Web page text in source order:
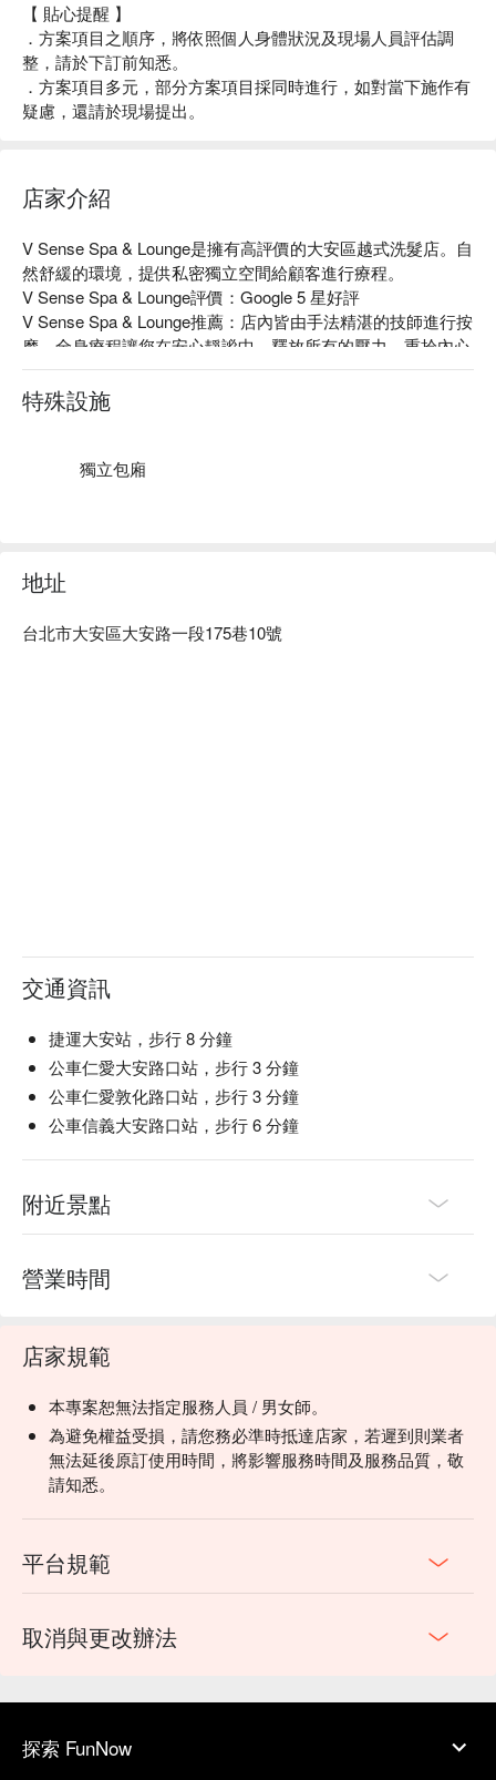
【 貼心提醒 】
．方案項目之順序，將依照個人身體狀況及現場人員評估調
整，請於下訂前知悉。
．方案項目多元，部分方案項目採同時進行，如對當下施作有
疑慮，還請於現場提出。
店家介紹
V Sense Spa & Lounge是擁有高評價的大安區越式洗髮店。自
然舒緩的環境，提供私密獨立空間給顧客進行療程。
V Sense Spa & Lounge評價：Google 5 星好評
V Sense Spa & Lounge推薦：店內皆由手法精湛的技師進行按
摩，全身療程讓您在安⼼靜謐中，釋放所有的壓⼒，重拾內⼼
的寧靜與平衡。
V Sense Spa & Lounge 預約、V Sense Spa & Lounge 價格、
V Sense Spa & Lounge 優惠立刻查看⬇︎
特殊設施
獨立包廂
地址
台北市大安區大安路一段175巷10號
交通資訊
捷運大安站，步行 8 分鐘
公車仁愛大安路口站，步行 3 分鐘
公車仁愛敦化路口站，步行 3 分鐘
公車信義大安路口站，步行 6 分鐘
附近景點
營業時間
店家規範
本專案恕無法指定服務人員 / 男女師。
為避免權益受損，請您務必準時抵達店家，若遲到則業者
無法延後原訂使用時間，將影響服務時間及服務品質，敬
請知悉。
平台規範
取消與更改辦法
探索 FunNow